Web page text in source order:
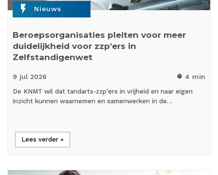
flash_on Nieuws
Beroepsorganisaties pleiten voor meer
duidelijkheid voor zzp'ers in
Zelfstandigenwet
9 jul 2026 timer 4 min
De KNMT wil dat tandarts-zzp'ers in vrijheid en naar eigen
inzicht kunnen waarnemen en samenwerken in de…
Lees verder »